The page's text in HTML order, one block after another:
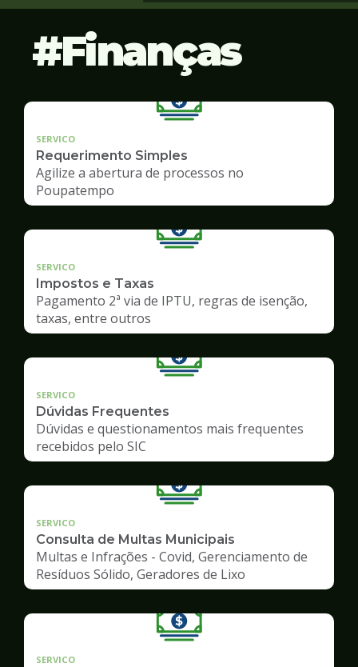
Finanças
SERVICO
Requerimento Simples
Agilize a abertura de processos no
Poupatempo
SERVICO
Impostos e Taxas
Pagamento 2ª via de IPTU, regras de isenção,
taxas, entre outros
SERVICO
Dúvidas Frequentes
Dúvidas e questionamentos mais frequentes
recebidos pelo SIC
SERVICO
Consulta de Multas Municipais
Multas e Infrações - Covid, Gerenciamento de
Resíduos Sólido, Geradores de Lixo
SERVICO